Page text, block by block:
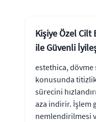
Kişiye Özel Cilt
ile Güvenli
estethica, dövme
konusunda
sürecini
aza indirir. İşlem
nemlendirilmesi